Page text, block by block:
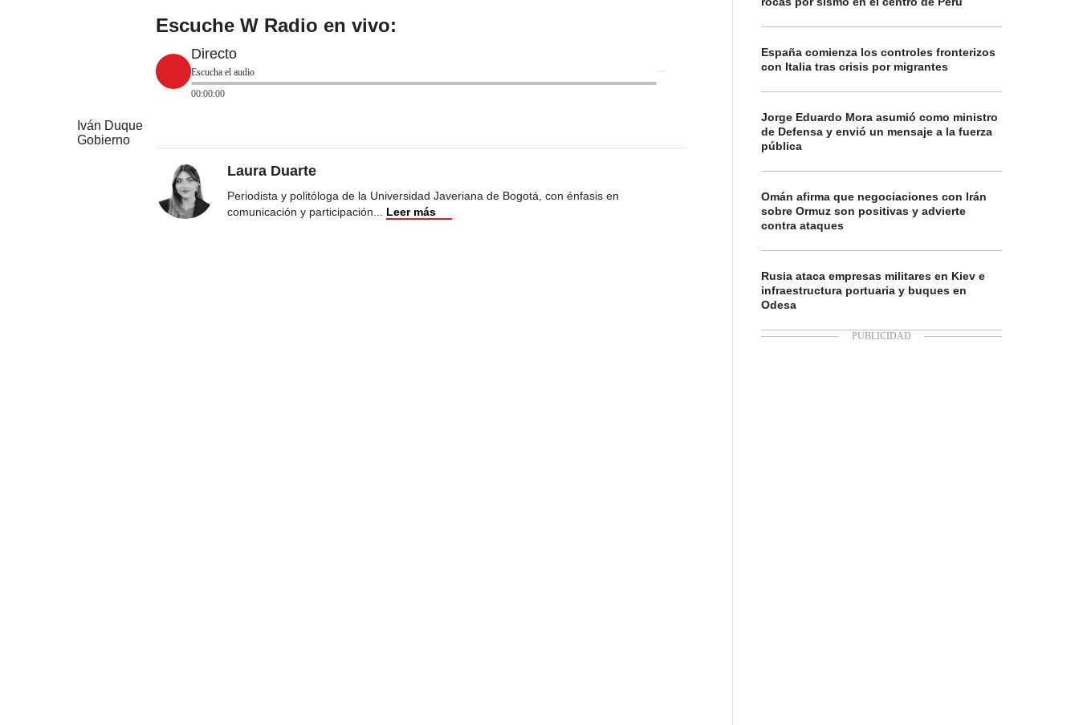
Escuche W Radio en vivo:
Directo
Escucha el audio
00:00:00
Iván Duque
Gobierno
Laura Duarte
Periodista y politóloga de la Universidad Javeriana de Bogotá, con énfasis en
comunicación y participación... Leer más
España comienza los controles fronterizos
con Italia tras crisis por migrantes
Jorge Eduardo Mora asumió como ministro
de Defensa y envió un mensaje a la fuerza
pública
Omán afirma que negociaciones con Irán
sobre Ormuz son positivas y advierte
contra ataques
Rusia ataca empresas militares en Kiev e
infraestructura portuaria y buques en
Odesa